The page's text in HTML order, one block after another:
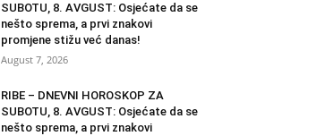
SUBOTU, 8. AVGUST: Osjećate da se
nešto sprema, a prvi znakovi
promjene stižu već danas!
August 7, 2026
RIBE – DNEVNI HOROSKOP ZA
SUBOTU, 8. AVGUST: Osjećate da se
nešto sprema, a prvi znakovi